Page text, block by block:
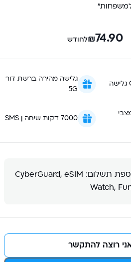
₪לחודש
גלישה מהירה ברשת דור
5G
7000 דקות שיחה ן SMS
שירותים ללא תוספת תשלום: CyberGuard, eSIM
להתקשר